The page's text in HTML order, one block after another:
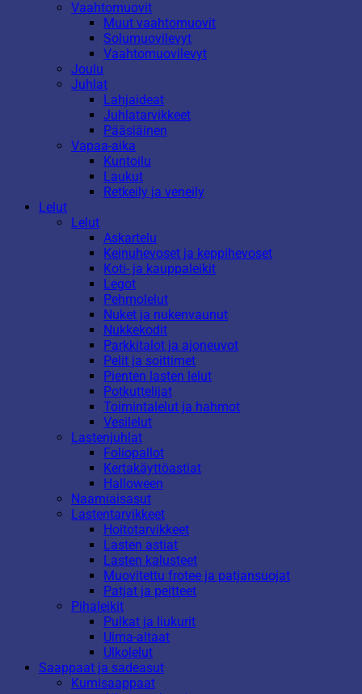
Vaahtomuovit
Muut vaahtomuovit
Solumuovilevyt
Vaahtomuovilevyt
Joulu
Juhlat
Lahjaideat
Juhlatarvikkeet
Pääsiäinen
Vapaa-aika
Kuntoilu
Laukut
Retkeily ja veneily
Lelut
Lelut
Askartelu
Keinuhevoset ja keppihevoset
Koti- ja kauppaleikit
Legot
Pehmolelut
Nuket ja nukenvaunut
Nukkekodit
Parkkitalot ja ajoneuvot
Pelit ja soittimet
Pienten lasten lelut
Potkuttelijat
Toimintalelut ja hahmot
Vesilelut
Lastenjuhlat
Foliopallot
Kertakäyttöastiat
Halloween
Naamiaisasut
Lastentarvikkeet
Hoitotarvikkeet
Lasten astiat
Lasten kalusteet
Muovitettu frotee ja patjansuojat
Patjat ja peitteet
Pihaleikit
Pulkat ja liukurit
Uima-altaat
Ulkolelut
Saappaat ja sadeasut
Kumisaappaat